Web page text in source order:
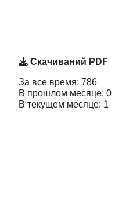
Скачиваний PDF
За все время: 786
В прошлом месяце: 0
В текущем месяце: 1